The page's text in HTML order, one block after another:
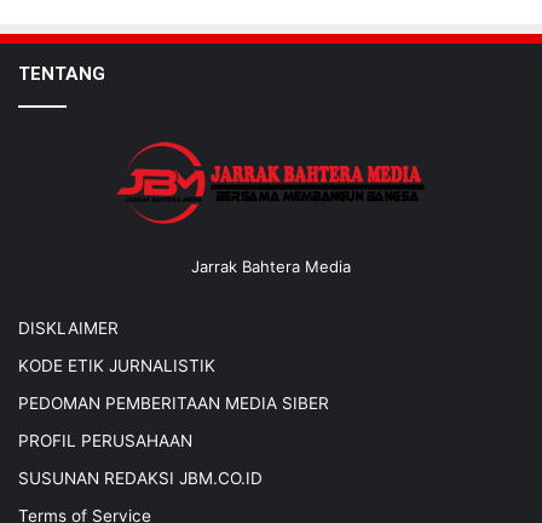
TENTANG
Jarrak Bahtera Media
DISKLAIMER
KODE ETIK JURNALISTIK
PEDOMAN PEMBERITAAN MEDIA SIBER
PROFIL PERUSAHAAN
SUSUNAN REDAKSI JBM.CO.ID
Terms of Service